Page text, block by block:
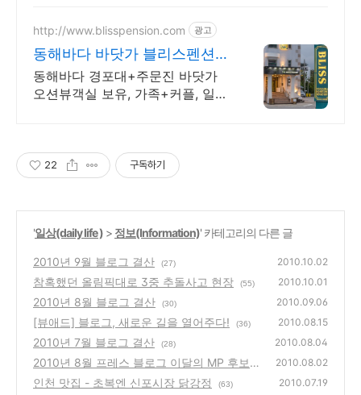
http://www.blisspension.com 광고
동해바다 바닷가 블리스펜션
강릉 가족4인 숙소
동해바다 경포대+주문진 바닷가
오션뷰객실 보유, 가족+커플, 일출
22 구독하기
'일상(daily life ) > 정보(Information)' 카테고리의 다른 글
2010년 9월 블로그 결산 (27) 2010.10.02
참혹했던 올림픽대로 3중 추돌사고 현장 (55) 2010.10.01
2010년 8월 블로그 결산 (30) 2010.09.06
[뷰애드] 블로그, 새로운 길을 열어주다! (36) 2010.08.15
2010년 7월 블로그 결산 (28) 2010.08.04
2010년 8월 프레스 블로그 이달의 MP 후보
선정
(20)
2010.08.02
인천 맛집 - 초복엔 신포시장 닭강정 (63) 2010.07.19